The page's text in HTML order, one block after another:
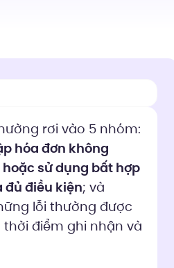
rơi vào 5 nhóm:
hóa đơn không
sử dụng bất hợp
đủ điều kiện; và
lỗi thường được
điểm ghi nhận và